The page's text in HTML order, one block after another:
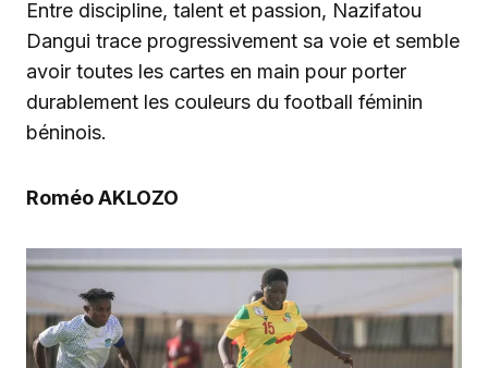
Entre discipline, talent et passion, Nazifatou
Dangui trace progressivement sa voie et semble
avoir toutes les cartes en main pour porter
durablement les couleurs du football féminin
béninois.
Roméo AKLOZO